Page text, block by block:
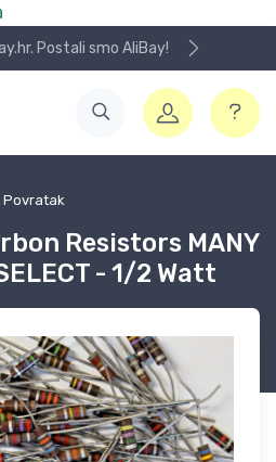
Postali smo AliBay!
Povratak
Resistors MANY
- 1/2 Watt